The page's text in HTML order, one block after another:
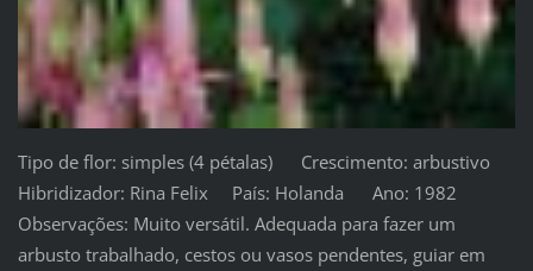
Tipo de flor: simples (4 pétalas) Crescimento: arbustivo
Hibridizador: Rina Felix País: Holanda Ano: 1982
Observações: Muito versátil. Adequada para fazer um
arbusto trabalhado, cestos ou vasos pendentes, guiar em